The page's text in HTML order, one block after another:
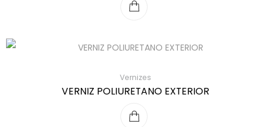
Vernizes
VERNIZ POLIURETANO EXTERIOR